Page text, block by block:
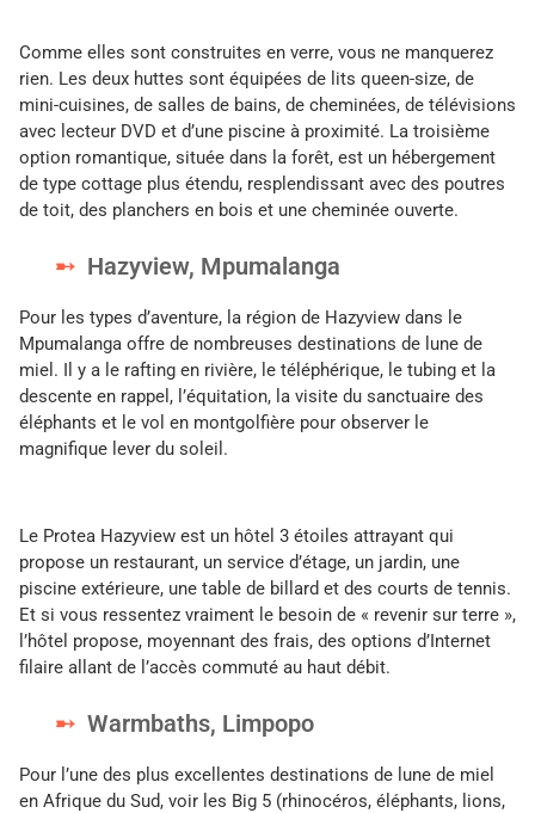
Comme elles sont construites en verre, vous ne manquerez
rien. Les deux huttes sont équipées de lits queen-size, de
mini-cuisines, de salles de bains, de cheminées, de télévisions
avec lecteur DVD et d’une piscine à proximité. La troisième
option romantique, située dans la forêt, est un hébergement
de type cottage plus étendu, resplendissant avec des poutres
de toit, des planchers en bois et une cheminée ouverte.
Hazyview, Mpumalanga
Pour les types d’aventure, la région de Hazyview dans le
Mpumalanga offre de nombreuses destinations de lune de
miel. Il y a le rafting en rivière, le téléphérique, le tubing et la
descente en rappel, l’équitation, la visite du sanctuaire des
éléphants et le vol en montgolfière pour observer le
magnifique lever du soleil.
Le Protea Hazyview est un hôtel 3 étoiles attrayant qui
propose un restaurant, un service d’étage, un jardin, une
piscine extérieure, une table de billard et des courts de tennis.
Et si vous ressentez vraiment le besoin de « revenir sur terre »,
l’hôtel propose, moyennant des frais, des options d’Internet
filaire allant de l’accès commuté au haut débit.
Warmbaths, Limpopo
Pour l’une des plus excellentes destinations de lune de miel
en Afrique du Sud, voir les Big 5 (rhinocéros, éléphants, lions,